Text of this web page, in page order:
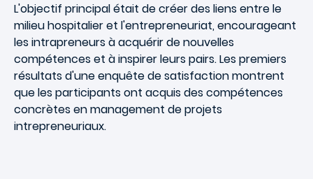
L'objectif principal était de créer des liens entre le
milieu hospitalier et l'entrepreneuriat, encourageant
les intrapreneurs à acquérir de nouvelles
compétences et à inspirer leurs pairs. Les premiers
résultats d'une enquête de satisfaction montrent
que les participants ont acquis des compétences
concrètes en management de projets
intrepreneuriaux.